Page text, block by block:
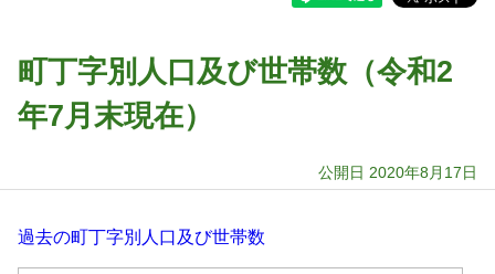
町丁字別人口及び世帯数（令和2
年7月末現在）
公開日 2020年8月17日
過去の町丁字別人口及び世帯数